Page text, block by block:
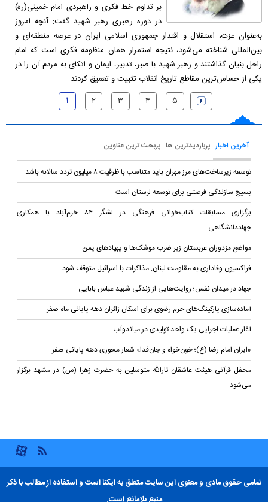
بر تداوم خط فکری و راهبردی امام خمینی(ره)
در دوره رهبری رهبر شهید گفت: آنچه امروز
به‌عنوان عزت، استقلال و اقتدار جمهوری اسلامی ایران در عرصه منطقه‌ای و
بین‌المللی شناخته می‌شود، نتیجه استمرار همان منظومه فکری است که امام
راحل بنیان گذاشتند و رهبر شهید با صبر، تدبیر، ایمان و اتکای به مردم آن را در
یکی از حساس‌ترین مقاطع تاریخ انقلاب تثبیت و تعمیق کردند.
۱ ۲ ۳ ۴ ۵
آخرین اخبار پربازدیدترین ها پربحث ترین عناوین
توسعه زیرساخت‌های مرز مهران باید متناسب با ظرفیت ۸ میلیون تردد سالانه باشد
بسیج سازندگی فرصتی برای توسعه لرستان است
برگزاری مسابقات کتاب‌خوانی فرهنگی در لشگر ۸۴ خرم‌آباد با همکاری
جهاددانشگاهی
مواضع مزدوران عربستان زیر ضرب موشک‌ها و پهپادهای یمن
فراکسیون وفاداری به مقاومت لبنان: مذاکرات با اسرائیل متوقف شود
جهاد در میدان نفس؛ روایت‌هایی از زندگی شهید عباس بابایی
آماده‌سازی پارکینگ‌های حرم رضوی برای اسکان زائران دهه پایانی ماه صفر
آغاز عملیات اجرایی یک واحد تولیدی در میاندوآب
«ایران امام رضا (ع)؛ خون‌خواه و جان‌فدا» شعار محوری دهه پایانی صفر
محفل قرآنی هیئت عاشقان ثارالله متوسلین به حضرت زهرا (س) در مشهد برگزار
می‌شود
تمامی حقوق مادی و معنوی این سایت متعلق به ایکنا است و استفاده از مطالب با ذکر